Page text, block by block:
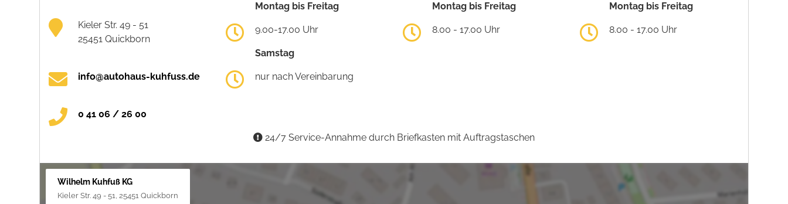
Kieler Str. 49 - 51
25451 Quickborn
info@autohaus-kuhfuss.de
0 41 06 / 26 00
Montag bis Freitag
9.00-17.00 Uhr
Samstag
nur nach Vereinbarung
Montag bis Freitag
8.00 - 17.00 Uhr
Montag bis Freitag
8.00 - 17.00 Uhr
24/7 Service-Annahme durch Briefkasten mit Auftragstaschen
Wilhelm Kuhfuß KG
Kieler Str. 49 - 51, 25451 Quickborn